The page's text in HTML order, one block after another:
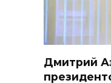
Дмитрий